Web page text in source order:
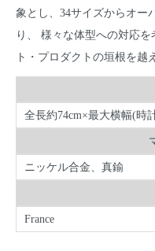
象とし、34サイズからオー
り、 様々な体型への対応
ト・プロダクトの垣根を越
全長約74cm×最大横幅(時
ニッケル合金、真鍮
France